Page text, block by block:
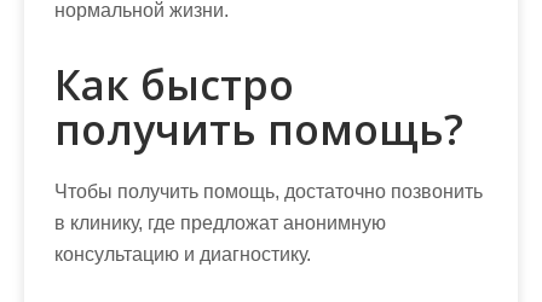
нормальной жизни.
Как быстро
получить помощь?
Чтобы получить помощь, достаточно позвонить
в клинику, где предложат анонимную
консультацию и диагностику.